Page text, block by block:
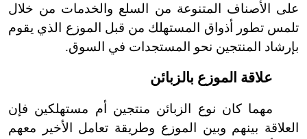
على الأصناف المتنوعة من السلع والخدمات من خلال
تلمس تطور أذواق المستهلك من قبل الموزع الذي يقوم
بإرشاد المنتجين نحو المستجدات في السوق.
علاقة الموزع بالزبائن
مهما كان نوع الزبائن منتجين أم مستهلكين فإن
العلاقة بينهم وبين الموزع وطريقة تعامل الأخير معهم